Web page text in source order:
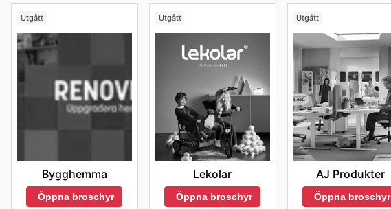
Utgått
Bygghemma
Öppna broschyr
Utgått
Lekolar
Öppna broschyr
Utgått
AJ Produkter
Öppna broschyr